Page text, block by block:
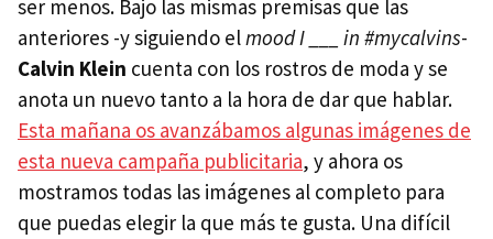
ser menos. Bajo las mismas premisas que las
anteriores -y siguiendo elmood I ___ in #mycalvins-
Calvin Klein cuenta con los rostros de moda y se
anota un nuevo tanto a la hora de dar que hablar.
Esta mañana os avanzábamos algunas imágenes de
esta nueva campaña publicitaria, y ahora os
mostramos todas las imágenes al completo para
que puedas elegir la que más te gusta. Una difícil